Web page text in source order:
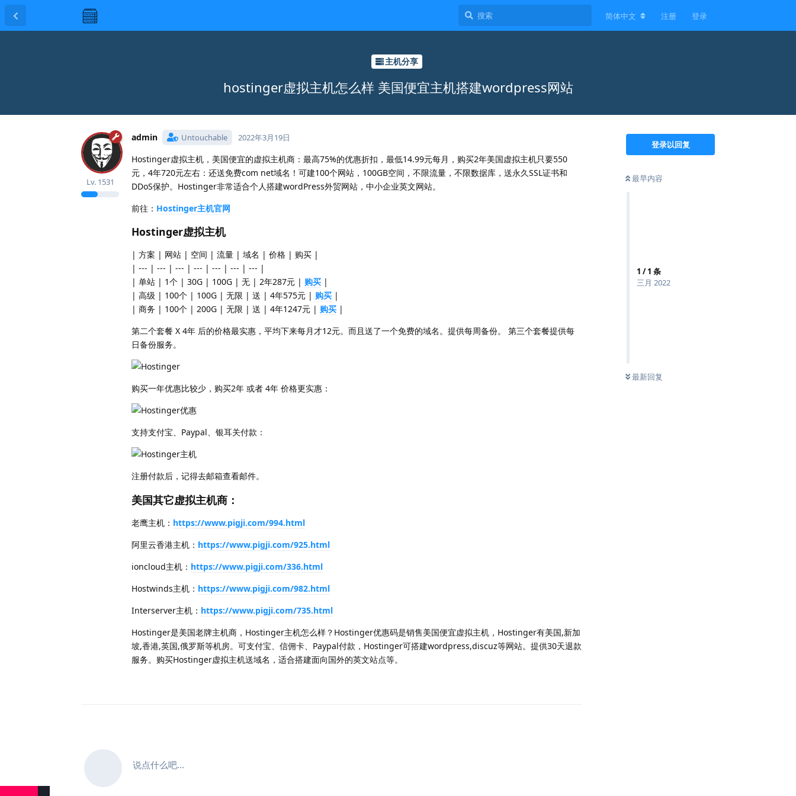
简体中文 注册 登录
主机分享
hostinger虚拟主机怎么样 美国便宜主机搭建wordpress网站
登录以回复
最早内容
1 /1 条
三月 2022
最新回复
admin Untouchable
Lv. 1531
2022年3月19日
Hostinger虚拟主机，美国便宜的虚拟主机商：最高75%的优惠折扣，最低14.99元每月，购买2年美国虚拟主机只要550
元，4年720元左右：还送免费com net域名！可建100个网站，100GB空间，不限流量，不限数据库，送永久SSL证书和
DDoS保护。Hostinger非常适合个人搭建wordPress外贸网站，中小企业英文网站。
前往： Hostinger主机官网
Hostinger虚拟主机
| 方案 | 网站 | 空间 | 流量 | 域名 | 价格 | 购买 |
| --- | --- | --- | --- | --- | --- | --- |
| 单站 | 1个 | 30G | 100G | 无 | 2年287元 | 购买 |
| 高级 | 100个 | 100G | 无限 | 送 | 4年575元 | 购买 |
| 商务 | 100个 | 200G | 无限 | 送 | 4年1247元 | 购买 |
第二个套餐 X 4年 后的价格最实惠，平均下来每月才12元。而且送了一个免费的域名。提供每周备份。 第三个套餐提供每
日备份服务。
购买一年优惠比较少，购买2年 或者 4年 价格更实惠：
支持支付宝、Paypal、银耳关付款：
注册付款后，记得去邮箱查看邮件。
美国其它虚拟主机商：
老鹰主机： https://www.pigji.com/994.html
阿里云香港主机： https://www.pigji.com/925.html
ioncloud主机： https://www.pigji.com/336.html
Hostwinds主机： https://www.pigji.com/982.html
Interserver主机： https://www.pigji.com/735.html
Hostinger是美国老牌主机商，Hostinger主机怎么样？Hostinger优惠码是销售美国便宜虚拟主机，Hostinger有美国,新加
坡,香港,英国,俄罗斯等机房。可支付宝、信佣卡、Paypal付款，Hostinger可搭建wordpress,discuz等网站。提供30天退款
服务。购买Hostinger虚拟主机送域名，适合搭建面向国外的英文站点等。
说点什么吧...